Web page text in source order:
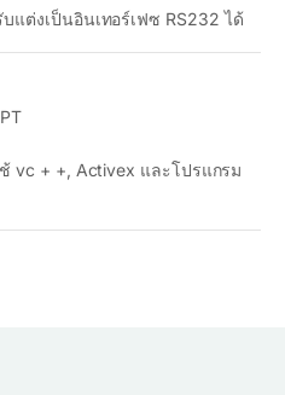
แต่งเป็นอินเทอร์เฟซ RS232 ได้
vc + +, Activex และโปรแกรม